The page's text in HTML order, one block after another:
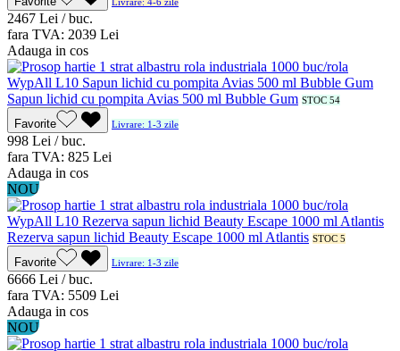
2467 Lei / buc.
fara TVA: 2039 Lei
Adauga in cos
Sapun lichid cu pompita Avias 500 ml Bubble Gum STOC 54
Favorite Livrare: 1-3 zile
998 Lei / buc.
fara TVA: 825 Lei
Adauga in cos
NOU
Rezerva sapun lichid Beauty Escape 1000 ml Atlantis STOC 5
Favorite Livrare: 1-3 zile
6666 Lei / buc.
fara TVA: 5509 Lei
Adauga in cos
NOU